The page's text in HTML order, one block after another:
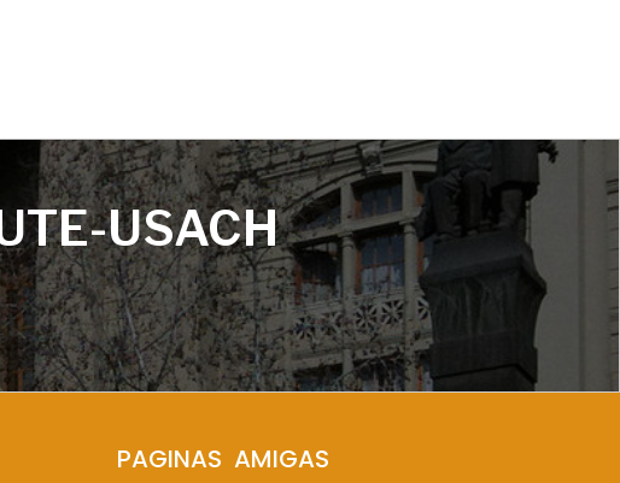
USACH
PAGINAS  AMIGAS